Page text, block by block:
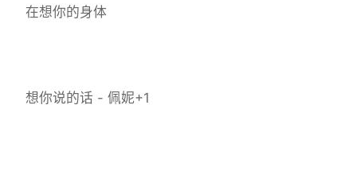
在想你的身体
想你说的话 - 佩妮+1